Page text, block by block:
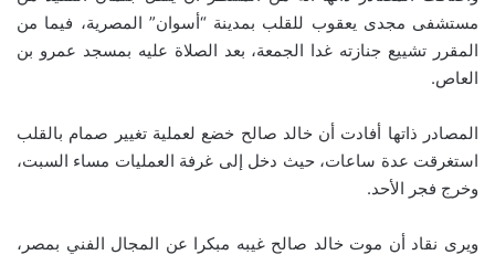
مستشفى مجدى يعقوب للقلب بمدينة “أسوان” المصرية، فيما من
المقرر تشييع جنازته غدا الجمعة، بعد الصلاة عليه بمسجد عمرو بن
العاص.
المصادر ذاتها أفادت أن خالد صالح خضع لعملية تغيير صمام بالقلب
استغرقت عدة ساعات، حيث دخل إلى غرفة العمليات مساء السبت،
وخرج فجر الأحد.
ويرى نقاد أن موت خالد صالح غيبه مبكرا عن المجال الفني بمصر،